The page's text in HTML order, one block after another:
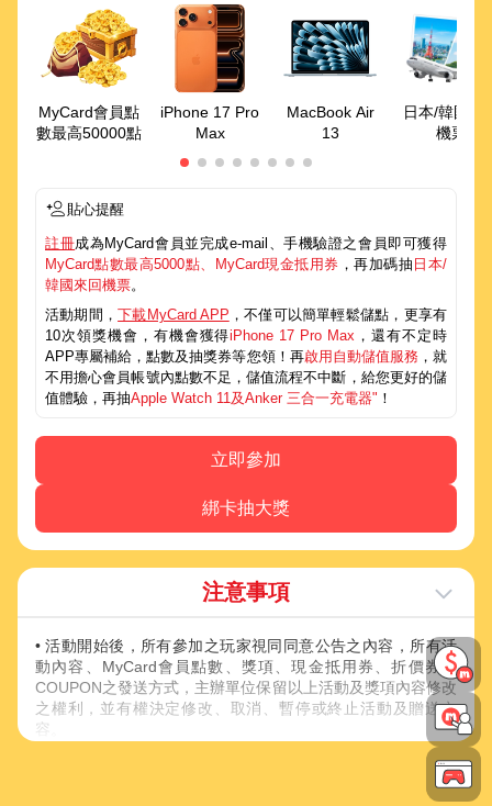
MyCard會員點
數最高50000點
iPhone 17 Pro
Max
MacBook Air
13
日本/韓國來
機票
貼心提醒
註冊成為MyCard會員並完成e-mail、手機驗證之會員即可獲得
MyCard點數最高5000點、MyCard現金抵用券 ，再加碼抽 日本/
韓國來回機票。
活動期間，下載MyCard APP ，不僅可以簡單輕鬆儲點，更享有
10次領獎機會，有機會獲得iPhone 17 Pro Max ，還有不定時
APP專屬補給，點數及抽獎券等您領！再啟用自動儲值服務，就
不用擔心會員帳號內點數不足，儲值流程不中斷，給您更好的儲
值體驗，再抽Apple Watch 11及Anker 三合一充電器" ！
立即參加
綁卡抽大獎
注意事項
• 活動開始後，所有參加之玩家視同同意公告之內容，所有活
動內容、MyCard會員點數、獎項、現金抵用券、折價券、
COUPON之發送方式，主辦單位保留以上活動及獎項內容修改
之權利，並有權決定修改、取消、暫停或終止活動及贈送內
容。